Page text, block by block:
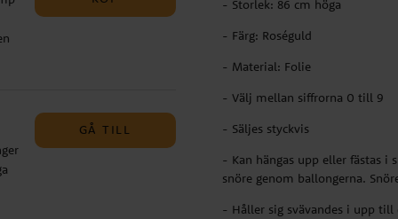
GÅ TILL
- Storlek: 86 cm höga
- Färg: Roséguld
- Material: Folie
- Välj mellan siffrorna 0 till 9
- Säljes styckvis
- Kan hängas upp eller fästas
snöre genom ballongerna.
- Håller sig svävandes i upp till